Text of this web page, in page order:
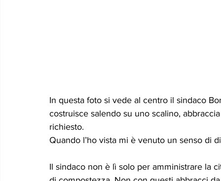
In questa foto si vede al centro il sindaco
costruisce salendo su uno scalino,
richiesto.
Quando l’ho vista mi è venuto un senso di
Il sindaco non è lì solo per amministrare la